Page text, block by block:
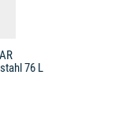
76 L